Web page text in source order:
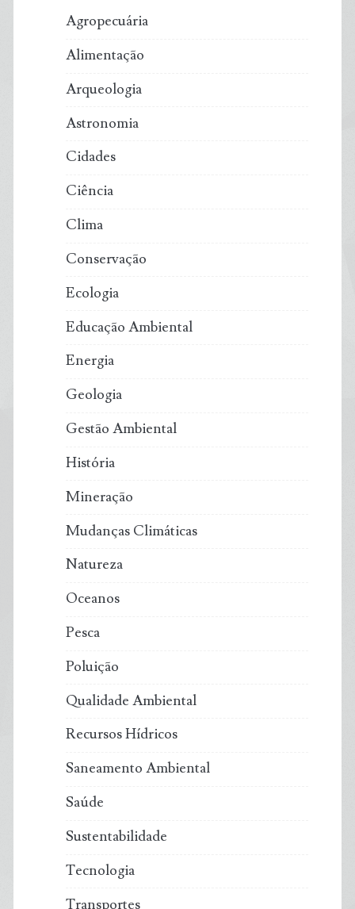
Agropecuária
Alimentação
Arqueologia
Astronomia
Cidades
Ciência
Clima
Conservação
Ecologia
Educação Ambiental
Energia
Geologia
Gestão Ambiental
História
Mineração
Mudanças Climáticas
Natureza
Oceanos
Pesca
Poluição
Qualidade Ambiental
Recursos Hídricos
Saneamento Ambiental
Saúde
Sustentabilidade
Tecnologia
Transportes